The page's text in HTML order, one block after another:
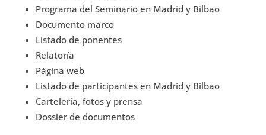
Programa del Seminario en Madrid y Bilbao
Documento marco
Listado de ponentes
Relatoría
Página web
Listado de participantes en Madrid y Bilbao
Cartelería, fotos y prensa
Dossier de documentos